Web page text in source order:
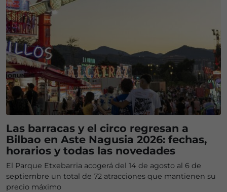
Las barracas y el circo regresan a
Bilbao en Aste Nagusia 2026: fechas,
horarios y todas las novedades
El Parque Etxebarria acogerá del 14 de agosto al 6 de
septiembre un total de 72 atracciones que mantienen su
precio máximo